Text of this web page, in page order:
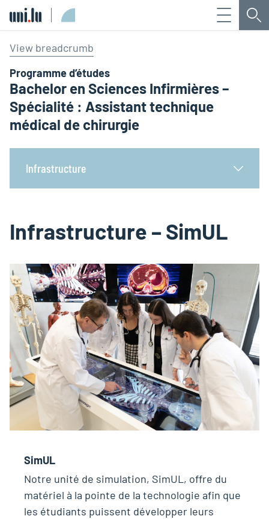
Menu
View breadcrumb
Programme d’études
Bachelor en Sciences Infirmières –
Spécialité : Assistant technique
médical de chirurgie
Infrastructure
Infrastructure – SimUL
SimUL
Notre unité de simulation, SimUL, offre du
matériel à la pointe de la technologie afin que
les étudiants puissent développer leurs